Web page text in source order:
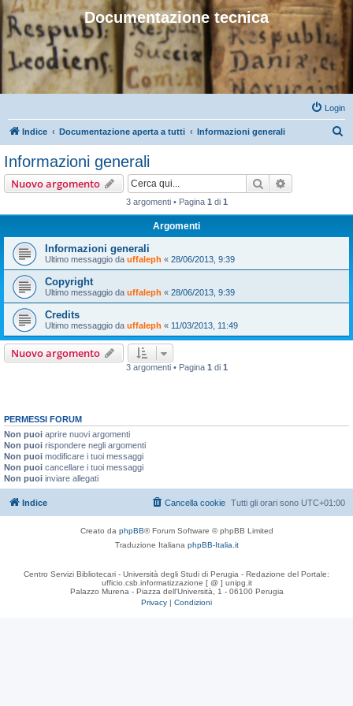
Documentazione tecnica
Login
Indice Documentazione aperta a tutti Informazioni generali
Informazioni generali
Nuovo argomento Cerca
3 argomenti • Pagina 1 di 1
Argomenti
Informazioni generali
Ultimo messaggio da uffaleph « 28/06/2013, 9:39
Copyright
Ultimo messaggio da uffaleph « 28/06/2013, 9:39
Credits
Ultimo messaggio da uffaleph « 11/03/2013, 11:49
Nuovo argomento
3 argomenti • Pagina 1 di 1
PERMESSI FORUM
Non puoi aprire nuovi argomenti
Non puoi rispondere negli argomenti
Non puoi modificare i tuoi messaggi
Non puoi cancellare i tuoi messaggi
Non puoi inviare allegati
Indice Tutti gli orari sono UTC+01:00
Cancella cookie
Creato da phpBB® Forum Software © phpBB Limited
Traduzione Italiana phpBB-Italia.it
Centro Servizi Bibliotecari - Università degli Studi di Perugia - Redazione del Portale:
ufficio.csb.informatizzazione [ @ ] unipg.it
Palazzo Murena - Piazza dell'Università, 1 - 06100 Perugia
Privacy | Condizioni